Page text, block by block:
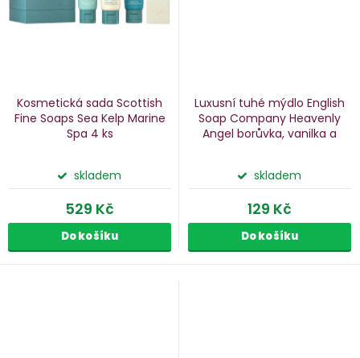
Kosmetická sada Scottish
Fine Soaps Sea Kelp Marine
Spa 4 ks
skladem
529 Kč
Do košíku
Luxusní tuhé mýdlo English
Soap Company Heavenly
Angel borůvka, vanilka a
skladem
129 Kč
Do košíku